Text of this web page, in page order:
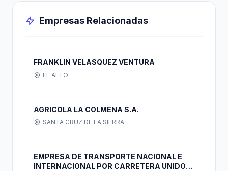
Empresas Relacionadas
FRANKLIN VELASQUEZ VENTURA
EL ALTO
AGRICOLA LA COLMENA S.A.
SANTA CRUZ DE LA SIERRA
EMPRESA DE TRANSPORTE NACIONAL E
INTERNACIONAL POR CARRETERA UNIDOS